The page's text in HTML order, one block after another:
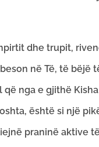
dhe trupit,
në Të, të bëjë
nga e gjithë
është si një
praninë aktive